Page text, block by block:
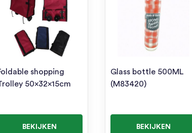
shopping
50x32x15cm
BEKIJKEN
Glass bottle 500ML
(M83420)
BEKIJKEN